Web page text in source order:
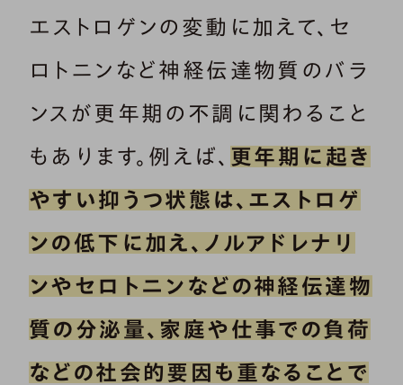
エストロゲンの変動に加えて、セ
ロトニンなど神経伝達物質のバラ
ンスが更年期の不調に関わること
もあります。例えば、 更年期に起き
やすい抑うつ状態は、エストロゲ
ンの低下に加え、ノルアドレナリ
ンやセロトニンなどの神経伝達物
質の分泌量、家庭や仕事での負荷
などの社会的要因も重なることで